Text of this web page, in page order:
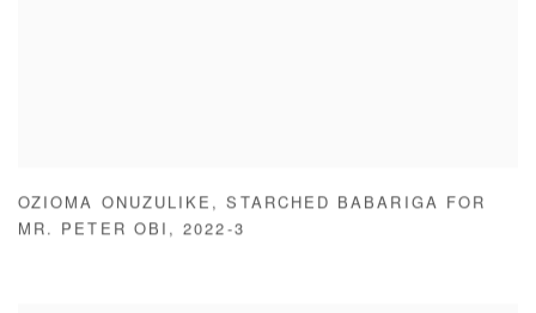
OZIOMA ONUZULIKE ,STARCHED BABARIGA FOR
MR. PETER OBI ,2022-3